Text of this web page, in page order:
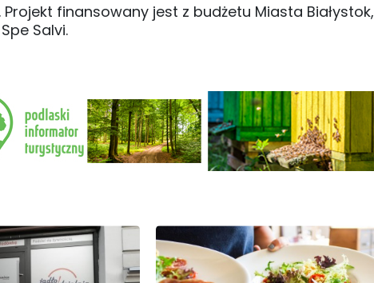
finansowany jest z budżetu Miasta Białystok,
Salvi.